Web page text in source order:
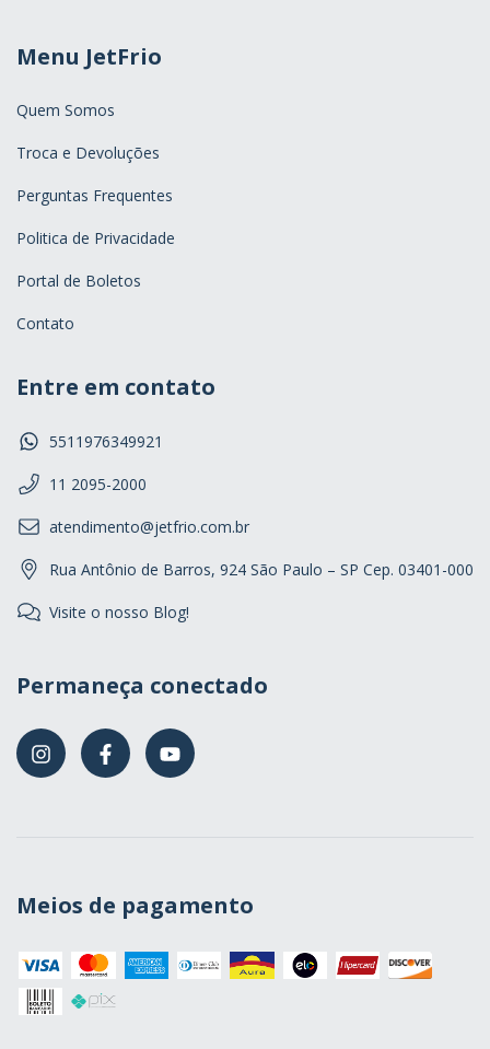
Menu JetFrio
Quem Somos
Troca e Devoluções
Perguntas Frequentes
Politica de Privacidade
Portal de Boletos
Contato
Entre em contato
5511976349921
11 2095-2000
atendimento@jetfrio.com.br
Rua Antônio de Barros, 924 São Paulo – SP Cep. 03401-000
Visite o nosso Blog!
Permaneça conectado
Meios de pagamento